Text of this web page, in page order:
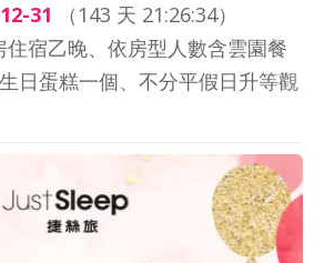
31 （ 143 天 21:26:32）
宿乙晚、依房型人數含雲園餐
日蛋糕一個、不分平假日升等觀